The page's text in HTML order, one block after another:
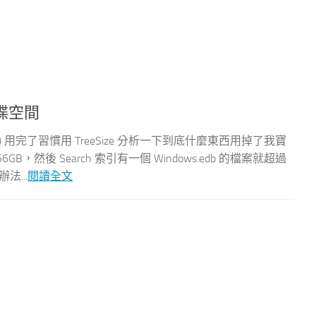
空間
完了習慣用 TreeSize 分析一下到底什麼東西用掉了我寶
，然後 Search 索引有一個 Windows.edb 的檔案就超過
法...閱讀全文